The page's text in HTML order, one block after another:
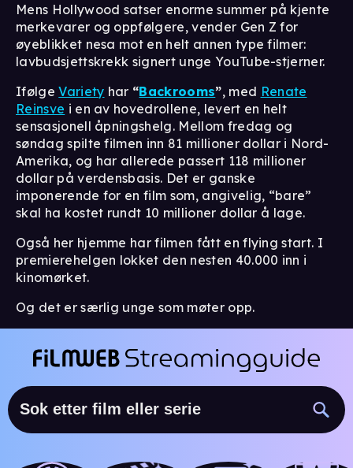
Mens Hollywood satser enorme summer på kjente
merkevarer og oppfølgere, vender Gen Z for
øyeblikket nesa mot en helt annen type filmer:
lavbudsjettskrekk signert unge YouTube-stjerner.
IfølgeVariety har “Backrooms”, med Renate
Reinsve i en av hovedrollene, levert en helt
sensasjonell åpningshelg. Mellom fredag og
søndag spilte filmen inn 81 millioner dollar i Nord-
Amerika, og har allerede passert 118 millioner
dollar på verdensbasis. Det er ganske
imponerende for en film som, angivelig, “bare”
skal ha kostet rundt 10 millioner dollar å lage.
Også her hjemme har filmen fått en flying start. I
premierehelgen lokket den nesten 40.000 inn i
kinomørket.
Og det er særlig unge som møter opp.